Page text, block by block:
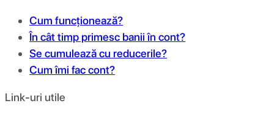
Cum funcționează?
În cât timp primesc banii în cont?
Se cumulează cu reducerile?
Cum îmi fac cont?
Link-uri utile